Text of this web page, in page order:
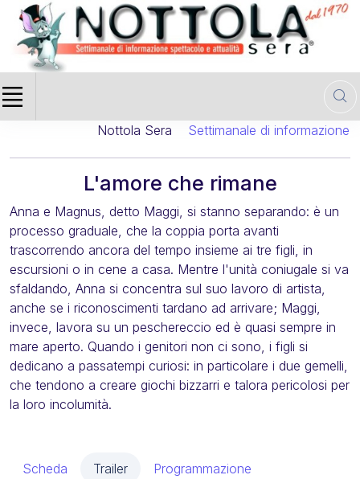
Nottola Sera Settimanale di informazione
L'amore che rimane
Anna e Magnus, detto Maggi, si stanno separando: è un
processo graduale, che la coppia porta avanti
trascorrendo ancora del tempo insieme ai tre figli, in
escursioni o in cene a casa. Mentre l'unità coniugale si va
sfaldando, Anna si concentra sul suo lavoro di artista,
anche se i riconoscimenti tardano ad arrivare; Maggi,
invece, lavora su un peschereccio ed è quasi sempre in
mare aperto. Quando i genitori non ci sono, i figli si
dedicano a passatempi curiosi: in particolare i due gemelli,
che tendono a creare giochi bizzarri e talora pericolosi per
la loro incolumità.
Scheda Trailer Programmazione